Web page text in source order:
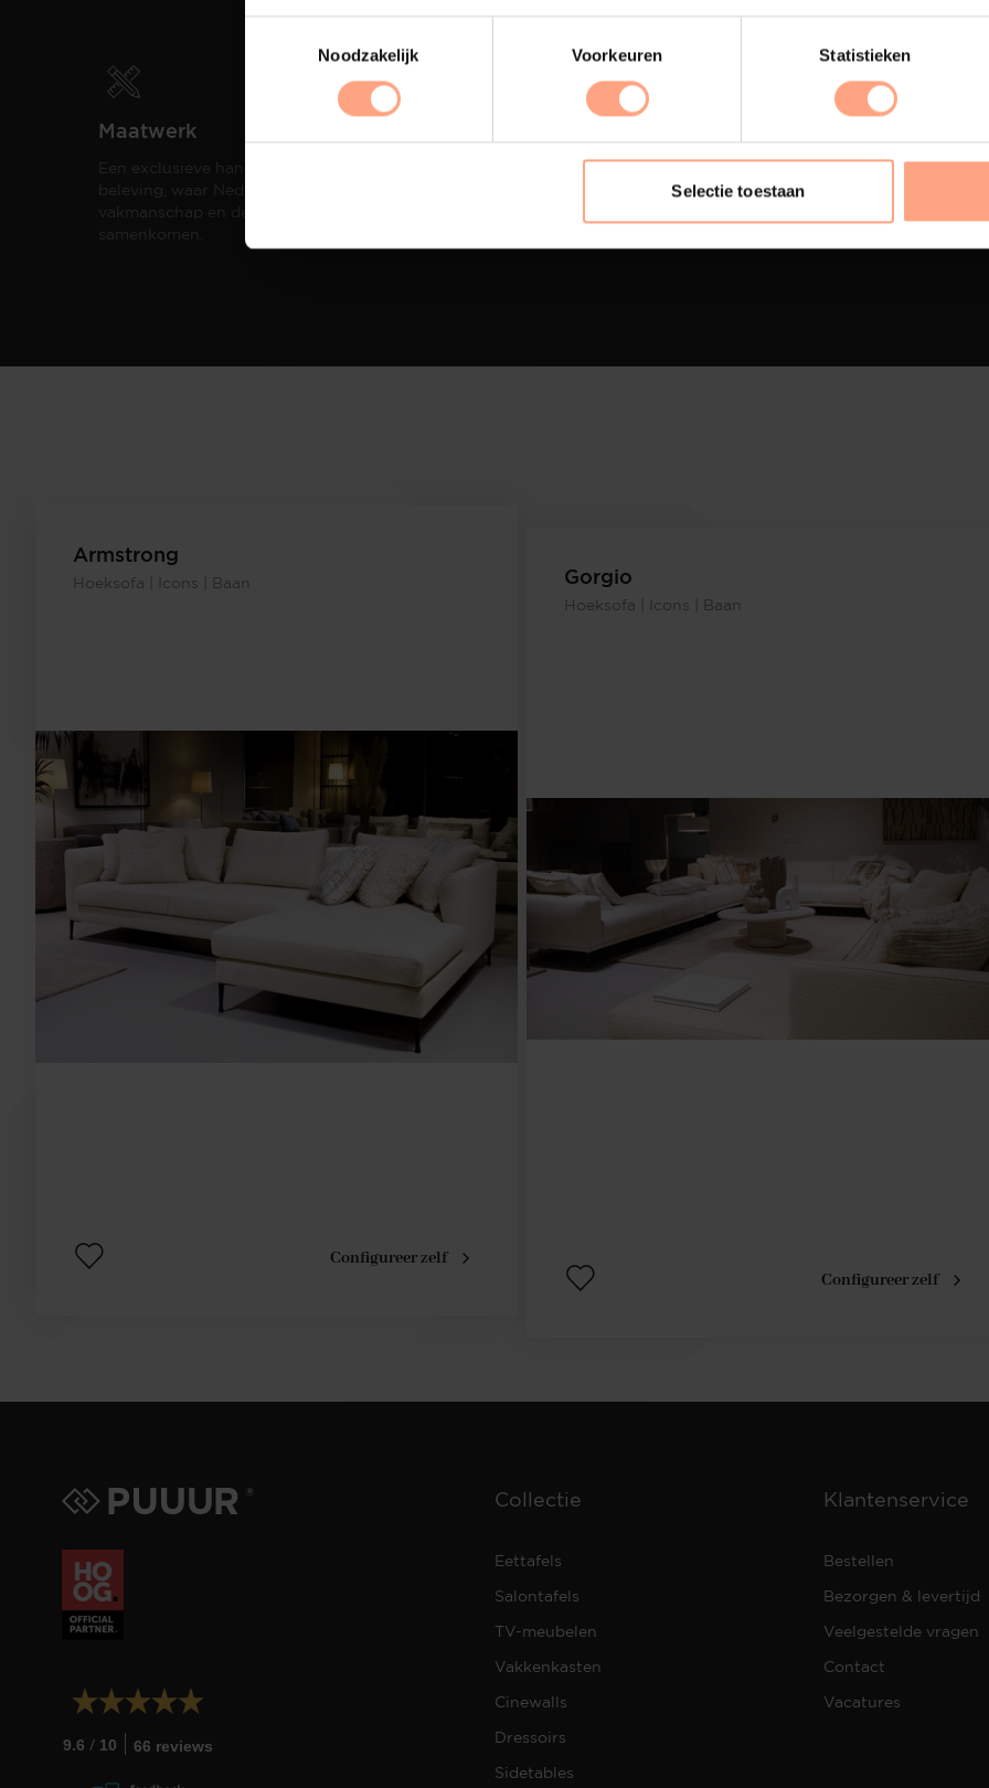
Noodzakelijk Voorkeuren Statistieken
Selectie toestaan
Maatwerk
Een exclusieve handgemaakte
beleving, waar Nederlands
vakmanschap en design
samenkomen.
De meubelen worden in onze
eigen spuiterij afgewerkt met
PUUUR biedt volledige
ontzorging van eerste
Armstrong
Hoeksofa | Icons | Baan
Configureer zelf
Gorgio
Hoeksofa | Icons | Baan
Configureer zelf
9.6 / 10 66 reviews
Collectie
Eettafels
Salontafels
TV-meubelen
Vakkenkasten
Cinewalls
Dressoirs
Sidetables
Klantenservice
Bestellen
Bezorgen & levertijd
Veelgestelde vragen
Contact
Vacatures